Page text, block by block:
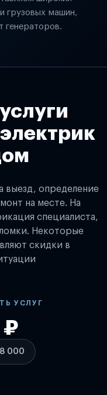
грузовых машин,
генераторов.
выезд, определение
на месте. На
специалиста,
Некоторые
скидки в
УСЛУГ
₽
000